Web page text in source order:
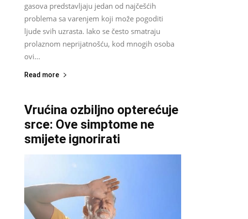
gasova predstavljaju jedan od najčešćih
problema sa varenjem koji može pogoditi
ljude svih uzrasta. Iako se često smatraju
prolaznom neprijatnošću, kod mnogih osoba
ovi...
Read more
Vrućina ozbiljno opterećuje
srce: Ove simptome ne
smijete ignorirati